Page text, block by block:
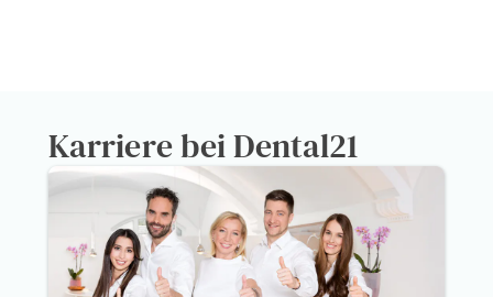
Karriere bei Dental21